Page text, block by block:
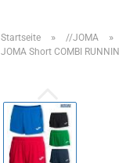
Startseite » //JOMA »
JOMA Short COMBI